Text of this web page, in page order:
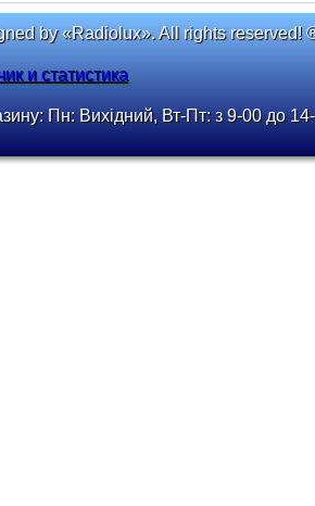
by «Radiolux». All rights reserved!
Пн: Вихідний, Вт-Пт: з 9-00 до